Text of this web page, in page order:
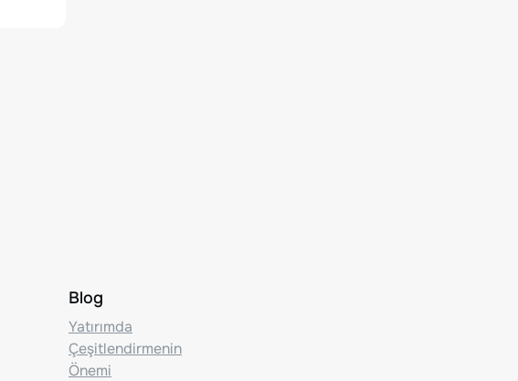
Blog
Yatırımda
Çeşitlendirmenin
Önemi